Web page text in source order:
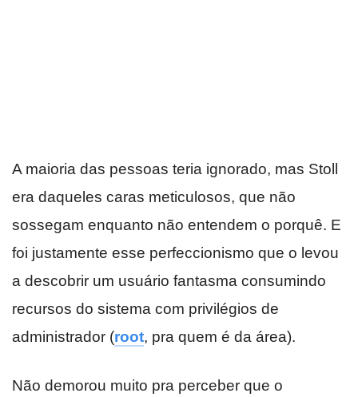
A maioria das pessoas teria ignorado, mas Stoll
era daqueles caras meticulosos, que não
sossegam enquanto não entendem o porquê. E
foi justamente esse perfeccionismo que o levou
a descobrir um usuário fantasma consumindo
recursos do sistema com privilégios de
administrador (root, pra quem é da área).
Não demorou muito pra perceber que o